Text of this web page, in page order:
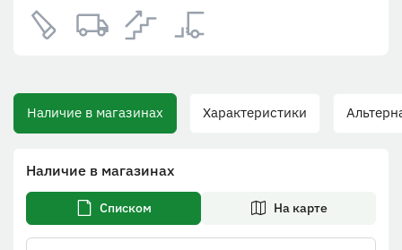
Наличие в магазинах Характеристики
Наличие в магазинах
Списком На карте